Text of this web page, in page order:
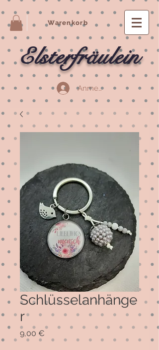
Warenkorb
Elsterfräulein
Anmelden
Schlüsselanhänge
r
9,00 €